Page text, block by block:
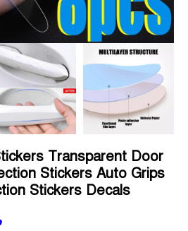
Transparent Door
Stickers Auto Grips
Stickers Decals